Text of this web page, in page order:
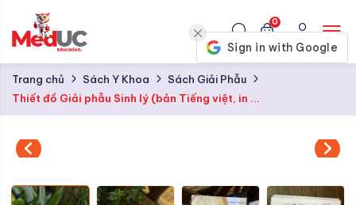
0
Trang chủ Sách Y Khoa
Sách Giải Phẫu
Thiết đồ Giải phẫu Sinh lý (bản Tiếng việt, in ...